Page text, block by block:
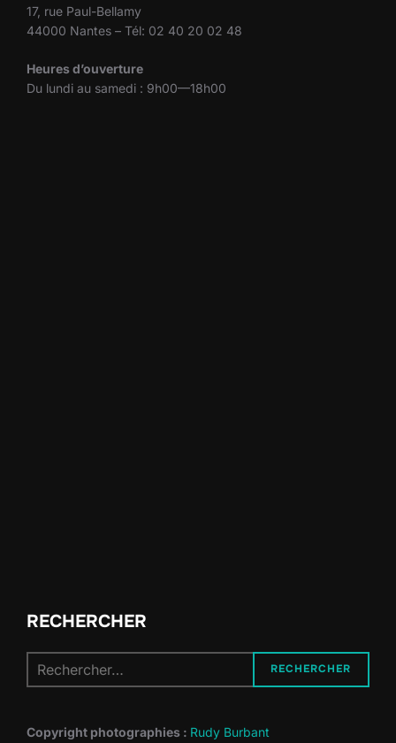
17, rue Paul-Bellamy
44000 Nantes – Tél: 02 40 20 02 48
Heures d’ouverture
Du lundi au samedi : 9h00—18h00
RECHERCHER
pour :
RECHERCHER
Copyright photographies : Rudy Burbant